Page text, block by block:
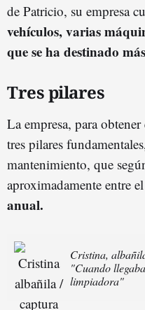
de Patricio, su empresa
vehículos, varias
que se ha destinado
Tres pilares
La empresa, para obtener
tres pilares
mantenimiento, que
aproximadamente entre el
anual.
Cristina,
"Cuando
limpiadora"